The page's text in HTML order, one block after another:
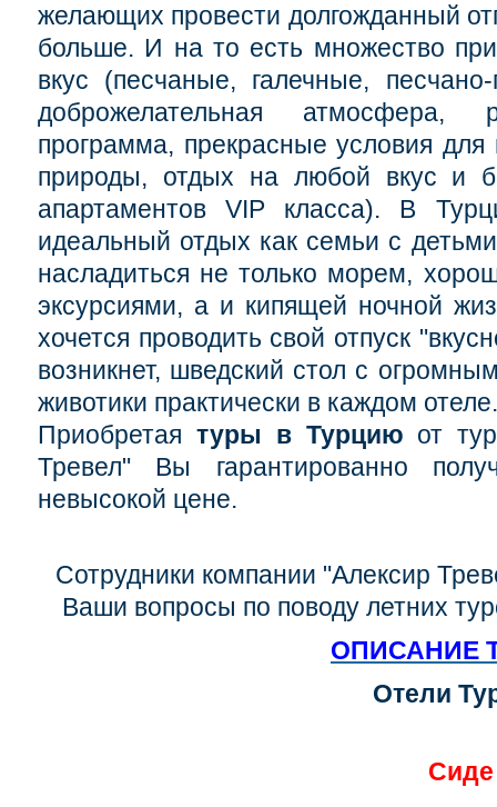
желающих провести долгожданный
больше. И на то есть множество
вкус (песчаные, галечные,
доброжелательная атмосфера,
программа, прекрасные условия
природы, отдых на любой вкус и
апартаментов VIP класса). В
идеальный отдых как семьи с
насладиться не только морем,
эксурсиями, а и кипящей ночной
хочется проводить свой отпуск
возникнет, шведский стол с
животики практически в каждом отеле.
Приобретая туры в Турцию от
Тревел" Вы гарантированно
невысокой цене.
Сотрудники компании "Алексир
Ваши вопросы по поводу летних
ОПИСАНИЕ
Отели